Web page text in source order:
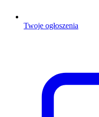
Twoje ogłoszenia